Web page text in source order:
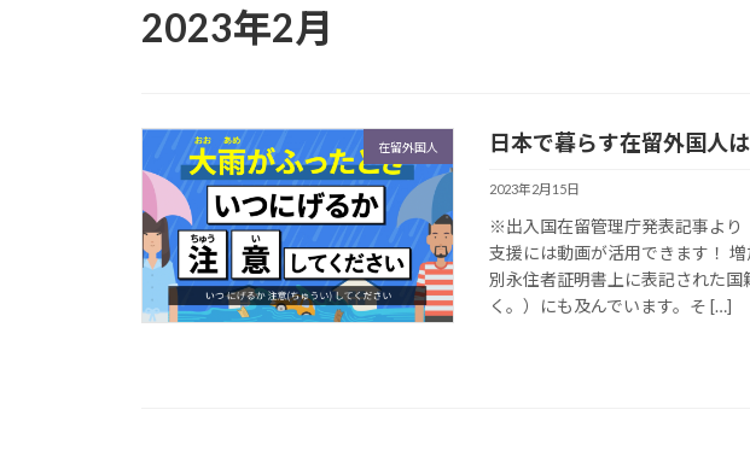
2023年2月
在留外国人 日本で暮らす在留外国人
2023年2月15日
※出入国在留管理庁発表記事より
支援には動画が活用できます！
別永住者証明書上に表記された
く。）にも及んでいます。そ […]